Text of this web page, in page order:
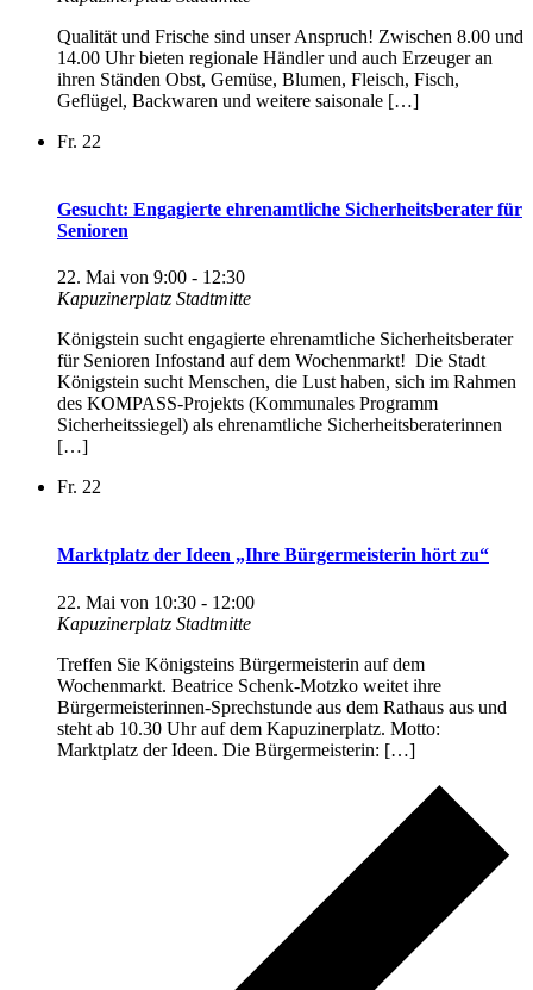
Qualität und Frische sind unser Anspruch! Zwischen 8.00 und
14.00 Uhr bieten regionale Händler und auch Erzeuger an
ihren Ständen Obst, Gemüse, Blumen, Fleisch, Fisch,
Geflügel, Backwaren und weitere saisonale […]
Fr. 22
Gesucht: Engagierte ehrenamtliche Sicherheitsberater für
Senioren
22. Mai von 9:00 - 12:30
Kapuzinerplatz Stadtmitte
Königstein sucht engagierte ehrenamtliche Sicherheitsberater
für Senioren Infostand auf dem Wochenmarkt! Die Stadt
Königstein sucht Menschen, die Lust haben, sich im Rahmen
des KOMPASS-Projekts (Kommunales Programm
Sicherheitssiegel) als ehrenamtliche Sicherheitsberaterinnen
[…]
Fr. 22
Marktplatz der Ideen „Ihre Bürgermeisterin hört zu“
22. Mai von 10:30 - 12:00
Kapuzinerplatz Stadtmitte
Treffen Sie Königsteins Bürgermeisterin auf dem
Wochenmarkt. Beatrice Schenk-Motzko weitet ihre
Bürgermeisterinnen-Sprechstunde aus dem Rathaus aus und
steht ab 10.30 Uhr auf dem Kapuzinerplatz. Motto:
Marktplatz der Ideen. Die Bürgermeisterin: […]